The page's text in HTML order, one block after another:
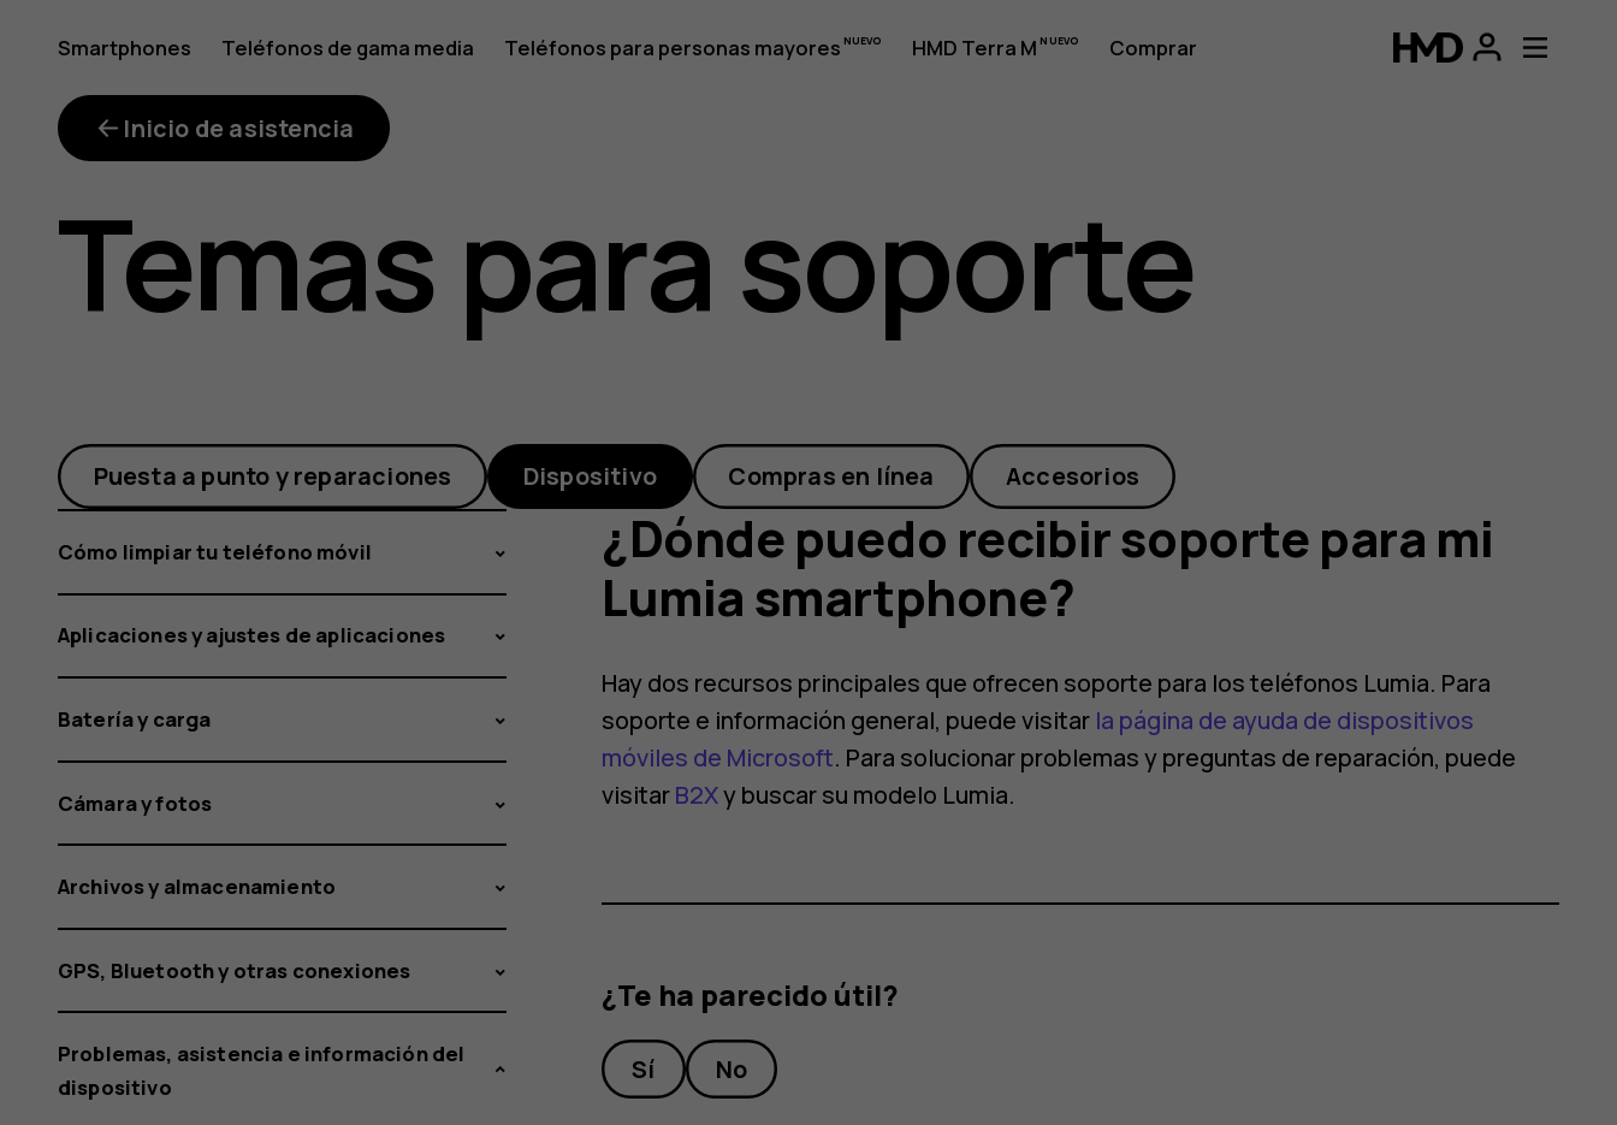
¿Dónde
puedo
recibir
soporte
para
mi
Lumia
smartphone?
Smartphones Teléfonos de gama media Teléfonos para personas mayores HMD Terra M Comprar
Mi cuenta
Inicio de asistencia
Temas para soporte
Puesta a punto y reparaciones Dispositivo Compras en línea Accesorios
Cómo limpiar tu teléfono móvil
Aplicaciones y ajustes de aplicaciones
Batería y carga
Cámara y fotos
Archivos y almacenamiento
GPS, Bluetooth y otras conexiones
Problemas, asistencia e información del
dispositivo
¿Dónde puedo recibir soporte para mi
Lumia smartphone?
Hay dos recursos principales que ofrecen soporte para los teléfonos Lumia. Para
soporte e información general, puede visitar la página de ayuda de dispositivos
móviles de Microsoft. Para solucionar problemas y preguntas de reparación, puede
visitarB2Xy buscar su modelo Lumia.
¿Te ha parecido útil?
Sí No